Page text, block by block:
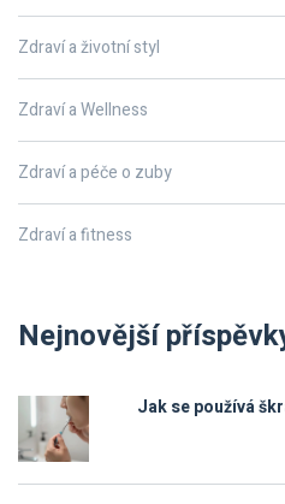
Zdraví a životní styl
Zdraví a Wellness
Zdraví a péče o zuby
Zdraví a fitness
Nejnovější
Jak se používá